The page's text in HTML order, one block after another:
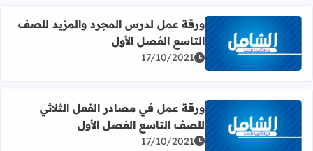
اقرأ المزيد عن ورقة عمل لدرس المجرد والمزيد للصف
ورقة عمل لدرس المجرد والمزيد للصف
التاسع الفصل الأول
17/10/2021
اقرأ المزيد عن ورقة عمل في مصادر الفعل الثلاثي للصف
ورقة عمل في مصادر الفعل الثلاثي
للصف التاسع الفصل الأول
17/10/2021